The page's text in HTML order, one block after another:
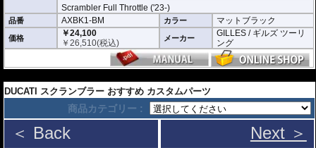
Scrambler Full Throttle ('23-)
品番 AXBK1-BM カラー マットブラック
価格
￥24,100
￥26,510(税込) メーカー
GILLES / ギルズ ツーリ
ング
DUCATI スクランブラー おすすめ カスタムパーツ
商品カテゴリー :
＜ Back Next ＞